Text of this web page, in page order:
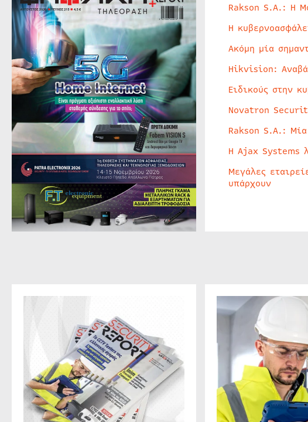
Rakson S.A.: Η
Η
Ακόμη μία
Hikvision:
Ειδικούς στην
Novatron
Rakson S.A.:
Η Ajax Systems
Μεγάλες
υπάρχουν